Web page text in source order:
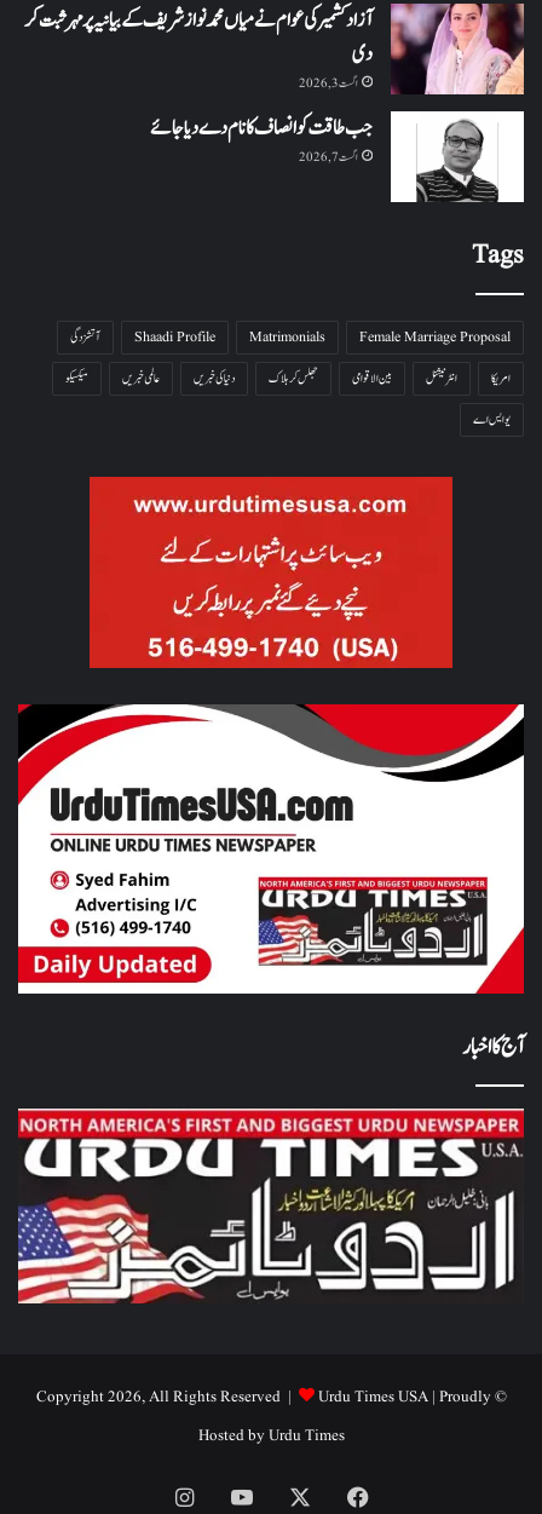
آزاد کشمیر کی عوام نے میاں محمد نواز شریف کے بیانیہ پر مہر ثبت کر
دی
اگست 3, 2026
جب طاقت کو انصاف کا نام دے دیا جائے
اگست 7, 2026
Tags
Female Marriage Proposal
Matrimonials
Shaadi Profile
آتشزدگی
امریکا
انٹرنیشنل بین الاقوامی جھلس کر ہلاک دنیا کی خبریں عالمی خبریں
میکسیکو
یو ایس اے
آج کا اخبار
© Copyright 2026, All Rights Reserved |
Urdu Times USA| Proudly
Hosted byUrdu Times
Facebook
YouTube